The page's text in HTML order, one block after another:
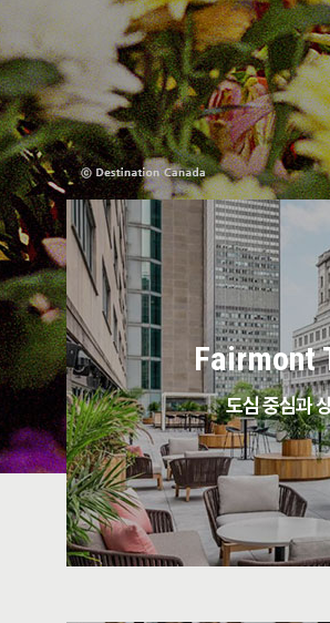
Fairmont
도심 중심과